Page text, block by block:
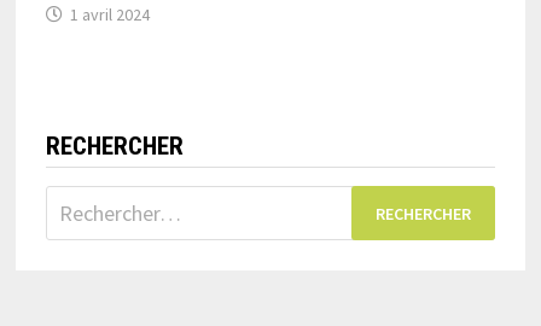
1 avril 2024
RECHERCHER
Rechercher :